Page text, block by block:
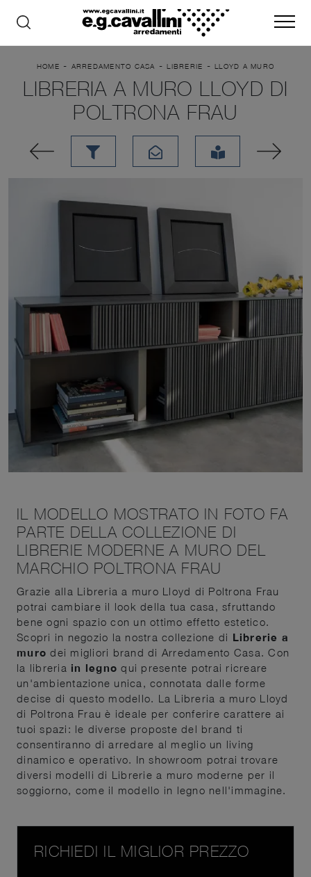
HOME - ARREDAMENTO CASA -LIBRERIE -LLOYD A MURO
LIBRERIA A MURO LLOYD DI
POLTRONA FRAU
IL MODELLO MOSTRATO IN FOTO FA
PARTE DELLA COLLEZIONE DI
LIBRERIE MODERNE A MURO DEL
MARCHIO POLTRONA FRAU
Grazie alla Libreria a muro Lloyd di Poltrona Frau
potrai cambiare il look della tua casa, sfruttando
bene ogni spazio con un ottimo effetto estetico.
Scopri in negozio la nostra collezione di Librerie a
muro dei migliori brand di Arredamento Casa. Con
la libreria in legno qui presente potrai ricreare
un'ambientazione unica, connotata dalle forme
decise di questo modello. La Libreria a muro Lloyd
di Poltrona Frau è ideale per conferire carattere ai
tuoi spazi: le diverse proposte del brand ti
consentiranno di arredare al meglio un living
dinamico e operativo. In showroom potrai trovare
diversi modelli di Librerie a muro moderne per il
soggiorno, come il modello in legno nell'immagine.
RICHIEDI IL MIGLIOR PREZZO